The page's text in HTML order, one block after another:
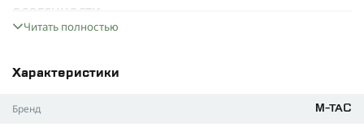
ОСОБЕННОСТИ:
Высокая теплозащита при низком весе
Низкопрофильная форма — удобно под шлем и капюшон
Две панели Velcro
Читать полностью
Характеристики
Бренд M-TAC